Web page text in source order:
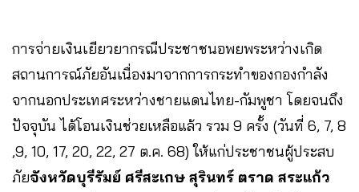
การจ่ายเงินเยียวยากรณีประชาชนอพยพระหว่างเกิด
สถานการณ์ภัยอันเนื่องมาจากการกระทำของกองกำลัง
จากนอกประเทศระหว่างชายแดนไทย-กัมพูชา โดยจนถึง
ปัจจุบัน ได้โอนเงินช่วยเหลือแล้ว รวม 9 ครั้ง (วันที่ 6, 7, 8
,9, 10, 17, 20, 22, 27 ต.ค. 68) ให้แก่ประชาชนผู้ประสบ
ภัยจังหวัดบุรีรัมย์ ศรีสะเกษ สุรินทร์ ตราด สระแก้ว